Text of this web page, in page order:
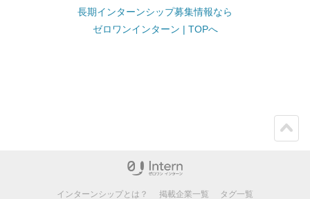
長期インターンシップ募集情報なら
ゼロワンインターン | TOPへ
インターンシップとは？ 掲載企業一覧 タグ一覧